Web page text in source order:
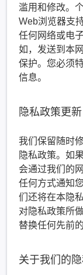
滥用和修改。
Web浏览器支
任何网络或电
如，发送到本
保护。您必须
信息。
隐私政策更新
我们保留随时
隐私政策。如
会通过我们的
任何方式通知
们还将在本隐
对隐私政策所
替换任何先前
关于我们的